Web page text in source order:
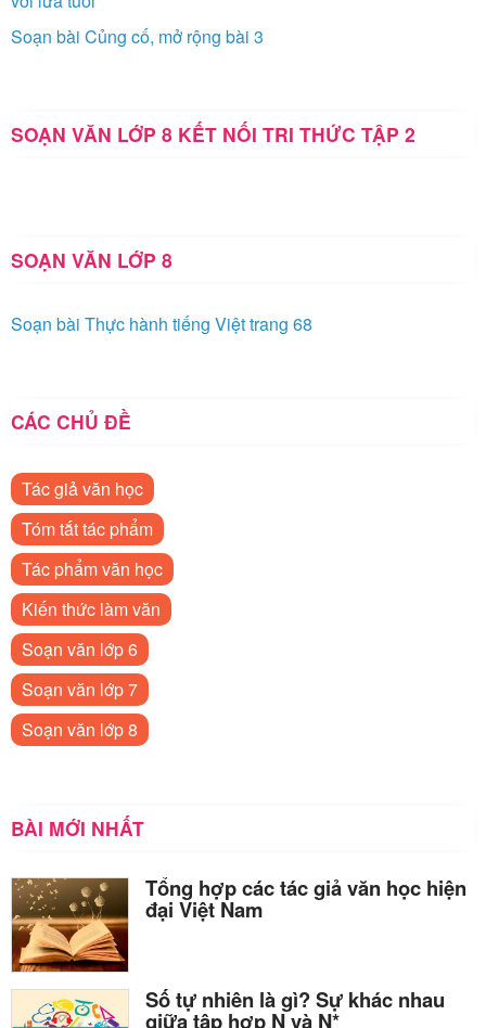
Soạn bài Củng cố, mở rộng bài 3
SOẠN VĂN LỚP 8 KẾT NỐI TRI THỨC TẬP 2
SOẠN VĂN LỚP 8
Soạn bài Thực hành tiếng Việt trang 68
CÁC CHỦ ĐỀ
Tác giả văn học
Tóm tắt tác phẩm
Tác phẩm văn học
Kiến thức làm văn
Soạn văn lớp 6
Soạn văn lớp 7
Soạn văn lớp 8
BÀI MỚI NHẤT
Tổng hợp các tác giả văn học hiện
đại Việt Nam
Số tự nhiên là gì? Sự khác nhau
giữa tập hợp N và N*